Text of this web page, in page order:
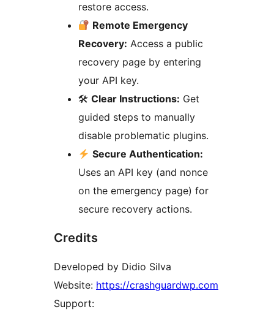
restore access.
Remote Emergency
Recovery: Access a public
recovery page by entering
your API key.
🛠 Clear Instructions: Get
guided steps to manually
disable problematic plugins.
Secure Authentication:
Uses an API key (and nonce
on the emergency page) for
secure recovery actions.
Credits
Developed by Didio Silva
Website: https://crashguardwp.com
Support: